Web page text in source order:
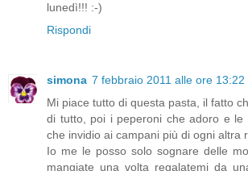
lunedì!!! :-)
Rispondi
simona 7 febbraio 2011 alle ore 13:22
Mi piace tutto di questa pasta, il fatto
di tutto, poi i peperoni che adoro e le
che invidio ai campani più di ogni altra
Io me le posso solo sognare delle
mangiate una volta regalatemi da